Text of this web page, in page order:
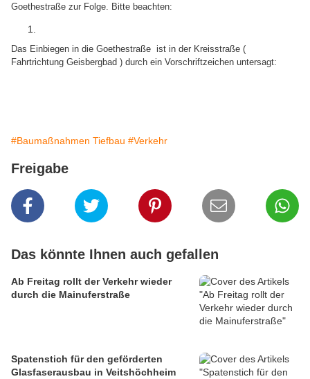
Goethestraße zur Folge. Bitte beachten:
Das Einbiegen in die Goethestraße ist in der Kreisstraße (
Fahrtrichtung Geisbergbad ) durch ein Vorschriftzeichen untersagt:
#Baumaßnahmen Tiefbau #Verkehr
Freigabe
Das könnte Ihnen auch gefallen
Ab Freitag rollt der Verkehr wieder
durch die Mainuferstraße
Spatenstich für den geförderten
Glasfaserausbau in Veitshöchheim